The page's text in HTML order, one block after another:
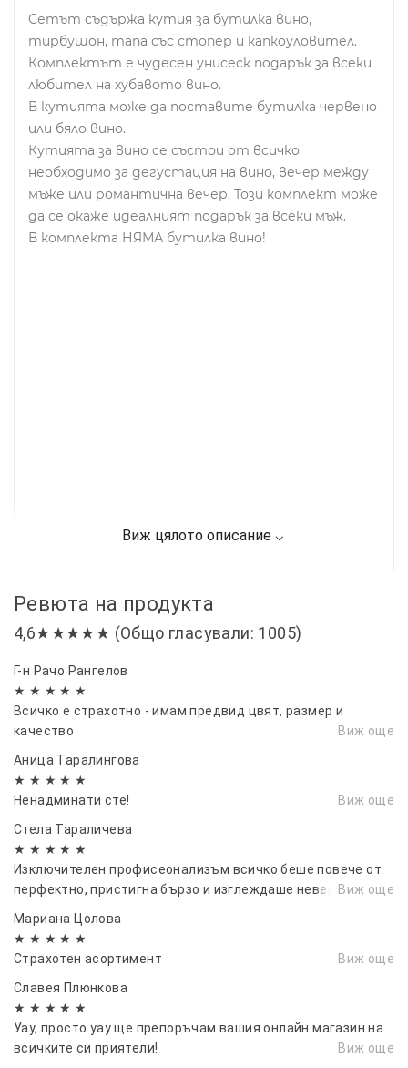
Сетът съдържа кутия за бутилка вино,
тирбушон, тапа със стопер и капкоуловител.
Комплектът е чудесен унисеск подарък за всеки
любител на хубавото вино.
В кутията може да поставите бутилка червено
или бяло вино.
​Кутията за вино се състои от всичко
необходимо за дегустация на вино, вечер между
мъже или романтична вечер. Този комплект може
да се окаже идеалният подарък за всеки мъж.
В комплекта НЯМА бутилка вино!
Ревюта на продукта
4,6★★★★★ (Общо гласували: 1005)
Г-н Рачо Рангелов
★ ★ ★ ★ ★
Всичко е страхотно - имам предвид цвят, размер и
качество
Виж още
Аница Таралингова
★ ★ ★ ★ ★
Ненадминати сте!
Виж още
Стела Тараличева
★ ★ ★ ★ ★
Изключителен профисеонализъм всичко беше повече от
перфектно, пристигна бързо и изглеждаше невероятно.
Виж още
Мариана Цолова
★ ★ ★ ★ ★
Страхотен асортимент
Виж още
Славея Плюнкова
★ ★ ★ ★ ★
Уау, просто уау ще препоръчам вашия онлайн магазин на
всичките си приятели!
Виж още